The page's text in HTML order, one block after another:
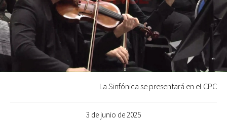
3 de junio de 2025
La Sinfónica se presentará en el CPC